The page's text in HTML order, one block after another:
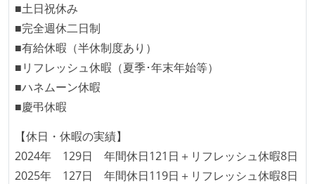
待遇・福利厚生
イベントへの業務参加やチケット負担など、会社とし
て、大規模カンファレンスへの参加を支援する制度が
ある
入社時には、各自希望のスペックの PC やディスプレ
イが支給される
ストックオプションまたは自社株購入支援制度がある
職業安定法に対応する記載事項
■土日祝休み
■完全週休二日制
■有給休暇（半休制度あり）
■リフレッシュ休暇（夏季･年末年始等）
■ハネムーン休暇
■慶弔休暇
【休日・休暇の実績】
2024年 129日 年間休日121日＋リフレッシュ休暇8日
2025年 127日 年間休日119日＋リフレッシュ休暇8日